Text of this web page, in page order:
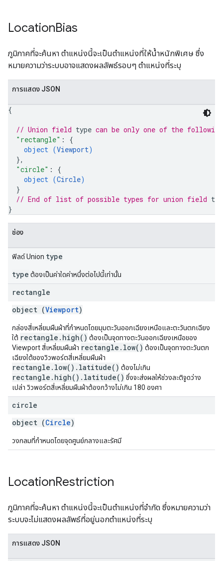
LocationBias
ภูมิภาคที่จะค้นหา ตำแหน่งนี้จะเป็นตำแหน่งที่ให้น้ำหนักพิเศษ ซึ่ง
หมายความว่าระบบอาจแสดงผลลัพธ์รอบๆ ตำแหน่งที่ระบุ
การแสดง JSON
{
// Union field type can be only one of the
"rectangle" : {
object (Viewport)
},
"circle" : {
object (Circle)
}
// End of list of possible types for union field
}
ช่อง
ฟิลด์ Union type
type ต้องเป็นค่าใดค่าหนึ่งต่อไปนี้เท่านั้น
rectangle
object (Viewport)
กล่องสี่เหลี่ยมผืนผ้าที่กำหนดโดยมุมตะวันออกเฉียงเหนือและตะวันตกเฉียง
ใต้ rectangle.high() ต้องเป็นจุดทางตะวันออกเฉียงเหนือของ
Viewport สี่เหลี่ยมผืนผ้า rectangle.low() ต้องเป็นจุดทางตะวันตก
เฉียงใต้ของวิวพอร์ตสี่เหลี่ยมผืนผ้า
rectangle.low().latitude() ต้องไม่เกิน
rectangle.high().latitude() ซึ่งจะส่งผลให้ช่วงละติจูดว่าง
เปล่า วิวพอร์ตสี่เหลี่ยมผืนผ้าต้องกว้างไม่เกิน 180 องศา
circle
object (Circle)
วงกลมที่กำหนดโดยจุดศูนย์กลางและรัศมี
LocationRestriction
ภูมิภาคที่จะค้นหา ตำแหน่งนี้จะเป็นตำแหน่งที่จำกัด ซึ่งหมายความว่า
ระบบจะไม่แสดงผลลัพธ์ที่อยู่นอกตำแหน่งที่ระบุ
การแสดง JSON